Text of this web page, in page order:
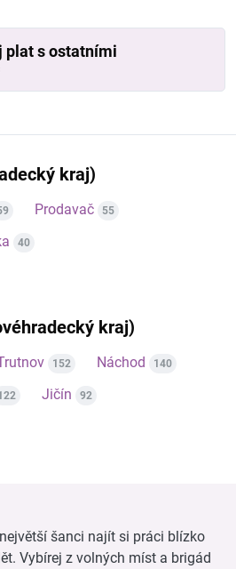
plat s ostatními
kraj)
Prodavač 55
40
kraj)
152 Náchod 140
Jičín 92
šanci najít si práci blízko
Vybírej z volných míst a brigád